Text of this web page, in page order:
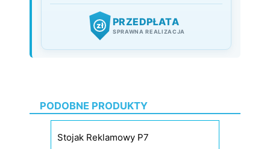
zł PRZEDPŁATA
SPRAWNA REALIZACJA
PODOBNE PRODUKTY
Stojak Reklamowy P7